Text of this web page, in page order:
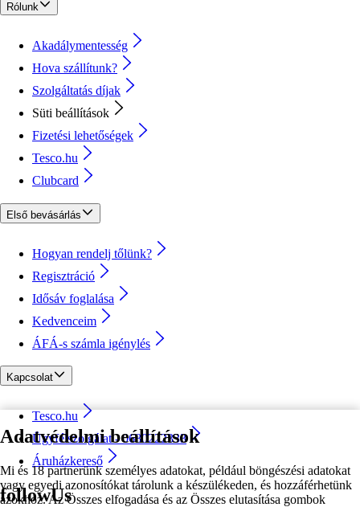
Adatvédelmi beállítások
Mi és 18 partnerünk személyes adatokat, például böngészési adatokat
vagy egyedi azonosítókat tárolunk a készülékeden, és hozzáférhetünk
azokhoz. Az Összes elfogadása és az Összes elutasítása gombok
Rólunk
Akadálymentesség
Hova szállítunk?
Szolgáltatás díjak
Süti beállítások
Fizetési lehetőségek
Tesco.hu
Clubcard
Első bevásárlás
Hogyan rendelj tőlünk?
Regisztráció
Idősáv foglalása
Kedvenceim
ÁFÁ-s számla igénylés
Kapcsolat
Tesco.hu
Ügyfélszolgálat - 0680222333
Áruházkereső
followUs